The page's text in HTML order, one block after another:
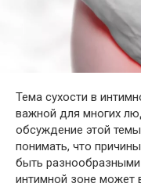
Тема сухости в
важной для многих
обсуждение этой
понимать, что
быть
интимной зоне может